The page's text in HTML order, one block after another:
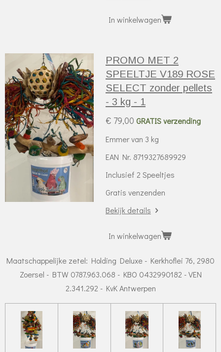
In winkelwagen
PROMO MET 2
SPEELTJE V189 ROSE
SELECT zonder pellets
- 3 kg - 1
€ 79,00 GRATIS verzending
Emmer van 3 kg
EAN Nr. 8719327689929
Inclusief 2 Speeltjes
Gratis venzenden
Bekijk details
In winkelwagen
Maatschappelijke zetel: Holding Deluxe - Kerkhoflei 76, 2980
Zoersel - BTW 0787.963.068 - KBO 0432990182 - VEN
2.341.292 - KvK Antwerpen